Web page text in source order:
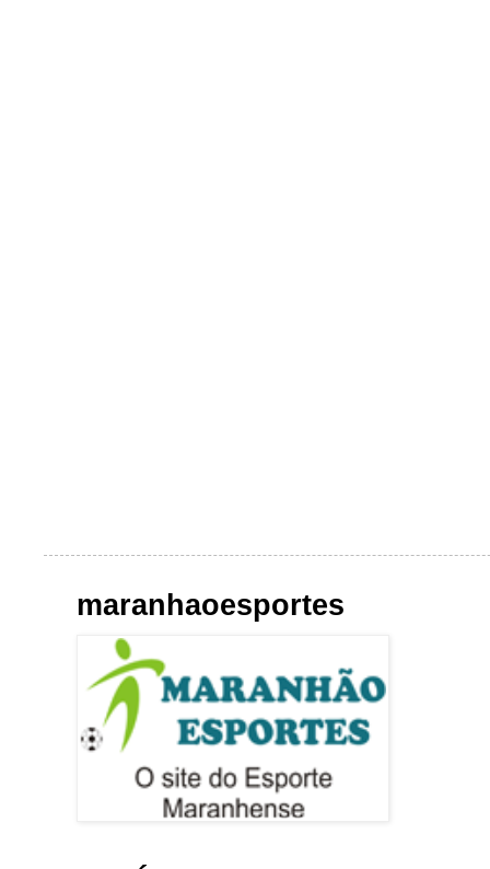
maranhaoesportes